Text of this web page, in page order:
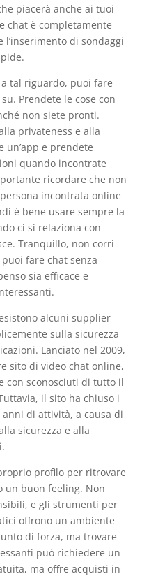
piacerà anche ai tuoi
chat è completamente
l’inserimento di sondaggi
tal riguardo, puoi fare
Prendete le cose con
non siete pronti.
privateness e alla
un’app e prendete
quando incontrate
ricordare che non
incontrata online
è bene usare sempre la
ci si relaziona con
Tranquillo, non corri
fare chat senza
sia efficace e
alcuni supplier
sulla sicurezza
Lanciato nel 2009,
sito di video chat online,
con sconosciuti di tutto il
il sito ha chiuso i
di attività, a causa di
sicurezza e alla
profilo per ritrovare
un buon feeling. Non
e gli strumenti per
offrono un ambiente
di forza, ma trovare
può richiedere un
ma offre acquisti in-